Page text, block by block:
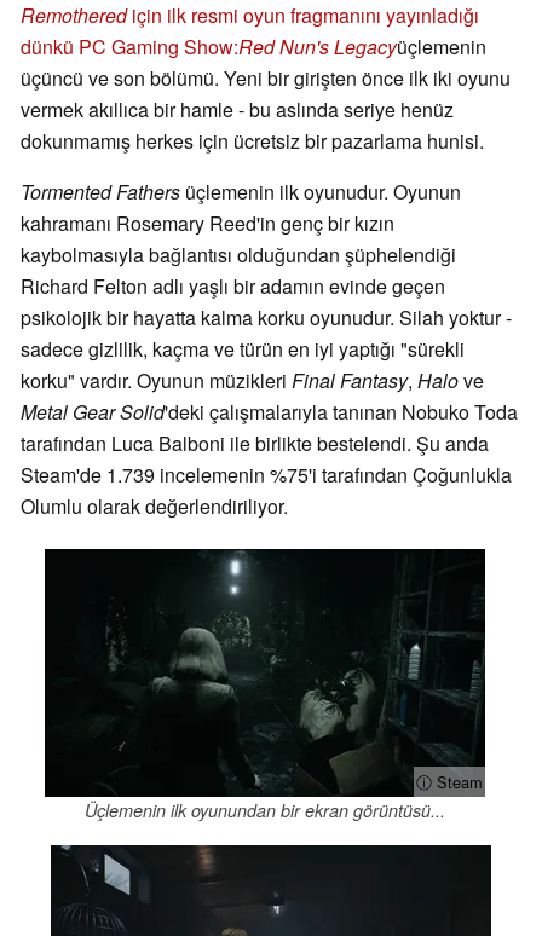
Remotherediçin ilk resmi oyun fragmanını yayınladığı
dünkü PC Gaming Show:Red Nun's Legacyüçlemenin
üçüncü ve son bölümü. Yeni bir girişten önce ilk iki oyunu
vermek akıllıca bir hamle - bu aslında seriye henüz
dokunmamış herkes için ücretsiz bir pazarlama hunisi.
Tormented Fathers üçlemenin ilk oyunudur. Oyunun
kahramanı Rosemary Reed'in genç bir kızın
kaybolmasıyla bağlantısı olduğundan şüphelendiği
Richard Felton adlı yaşlı bir adamın evinde geçen
psikolojik bir hayatta kalma korku oyunudur. Silah yoktur -
sadece gizlilik, kaçma ve türün en iyi yaptığı "sürekli
korku" vardır. Oyunun müzikleri Final Fantasy, Halove
Metal Gear Solid'deki çalışmalarıyla tanınan Nobuko Toda
tarafından Luca Balboni ile birlikte bestelendi. Şu anda
Steam'de 1.739 incelemenin %75'i tarafından Çoğunlukla
Olumlu olarak değerlendiriliyor.
ⓘ Steam
Üçlemenin ilk oyunundan bir ekran görüntüsü...